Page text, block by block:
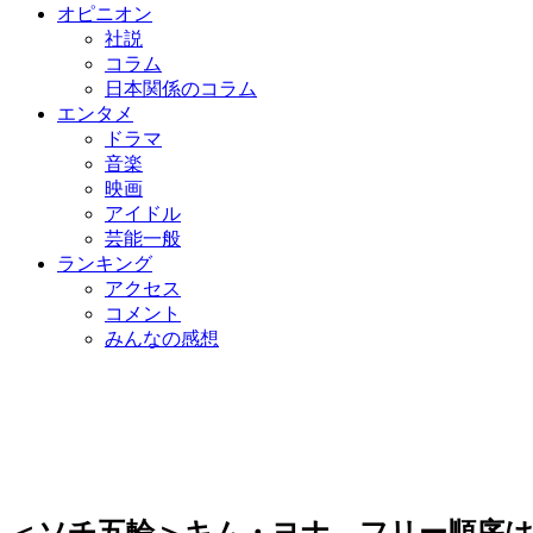
オピニオン
社説
コラム
日本関係のコラム
エンタメ
ドラマ
音楽
映画
アイドル
芸能一般
ランキング
アクセス
コメント
みんなの感想